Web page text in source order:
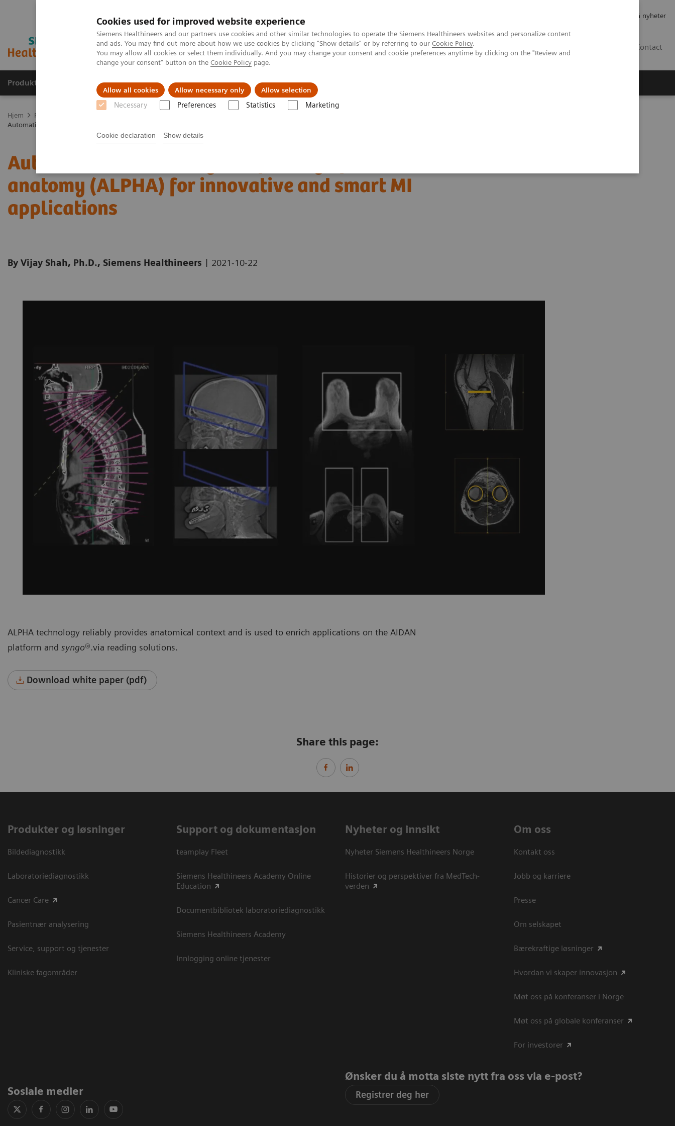
Cookies used for improved website experience
Siemens Healthineers and our partners use cookies and other similar technologies to operate the Siemens Healthineers websites and personalize content
and ads. You may find out more about how we use cookies by clicking "Show details" or by referring to our Cookie Policy.
You may allow all cookies or select them individually. And you may change your consent and cookie preferences anytime by clicking on the "Review and
change your consent" button on the Cookie Policy page.
Allow all cookies Allow necessary only Allow selection
Necessary Preferences Statistics Marketing
Cookie declaration Show details
Abonner på nyheter
Contact
Produkter og løsninger Support og dokumentasjon Nyheter
Hjem Produkter og løsninger innen bildediagnostikk
Automatic landmarking and parsing of human anatomy (ALPHA) for innovative and smart MI applications
Automatic landmarking and parsing of human
anatomy (ALPHA) for innovative and smart MI
applications
By Vijay Shah, Ph.D., Siemens Healthineers | 2021-10-22
ALPHA technology reliably provides anatomical context and is used to enrich applications on the AIDAN
platform and syngo®.via reading solutions.
Download white paper (pdf)
Share this page:
Produkter og løsninger
Bildediagnostikk
Laboratoriediagnostikk
Cancer Care
Pasientnær analysering
Service, support og tjenester
Kliniske fagområder
Support og dokumentasjon
teamplay Fleet
Siemens Healthineers Academy Online
Education
Documentbibliotek laboratoriediagnostikk
Siemens Healthineers Academy
Innlogging online tjenester
Nyheter og innsikt
Nyheter Siemens Healthineers Norge
Historier og perspektiver fra MedTech-
verden
Om oss
Kontakt oss
Jobb og karriere
Presse
Om selskapet
Bærekraftige løsninger
Hvordan vi skaper innovasjon
Møt oss på konferanser i Norge
Møt oss på globale konferanser
For investorer
Sosiale medier
Ønsker du å motta siste nytt fra oss via e-post?
Registrer deg her